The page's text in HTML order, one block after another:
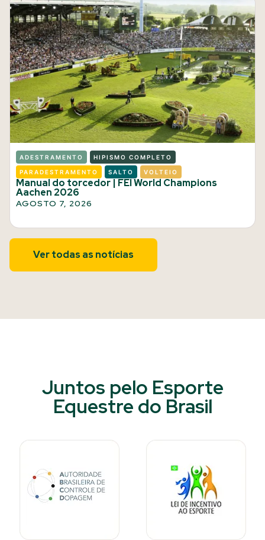
ADESTRAMENTO HIPISMO COMPLETO
PARADESTRAMENTO SALTO VOLTEIO
Manual do torcedor | FEI World Champions
Aachen 2026
AGOSTO 7, 2026
Ver todas as notícias
Juntos pelo Esporte
Equestre do Brasil​